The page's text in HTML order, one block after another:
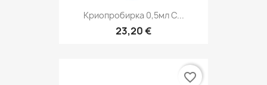
Криопробирка 0,5мл С...
23,20 €
favorite_border